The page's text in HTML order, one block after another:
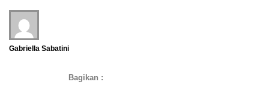
Gabriella Sabatini
Bagikan :